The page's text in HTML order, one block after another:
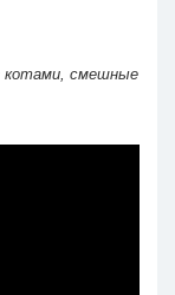
котами, смешные